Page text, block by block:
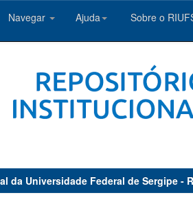
Navegar Ajuda Sobre o
da Universidade Federal de Sergipe -